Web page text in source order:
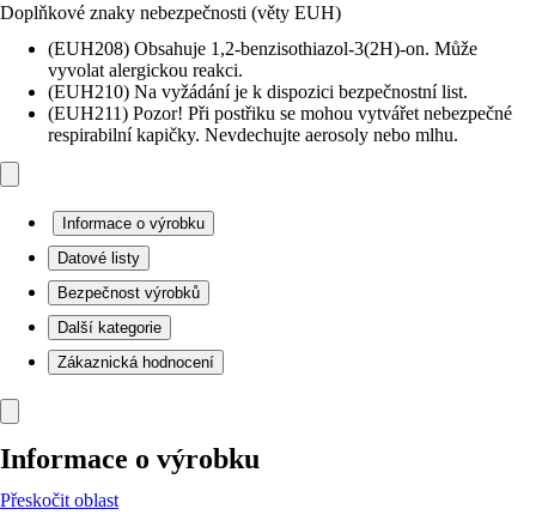
Doplňkové znaky nebezpečnosti (věty EUH)
(EUH208) Obsahuje 1,2-benzisothiazol-3(2H)-on. Může
vyvolat alergickou reakci.
(EUH210) Na vyžádání je k dispozici bezpečnostní list.
(EUH211) Pozor! Při postřiku se mohou vytvářet nebezpečné
respirabilní kapičky. Nevdechujte aerosoly nebo mlhu.
Informace o výrobku
Datové listy
Bezpečnost výrobků
Další kategorie
Zákaznická hodnocení
Informace o výrobku
Přeskočit oblast